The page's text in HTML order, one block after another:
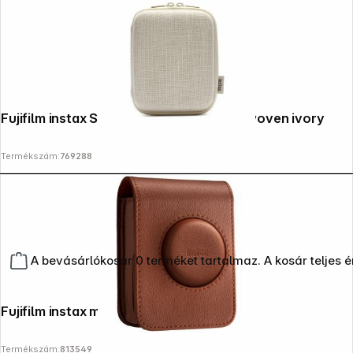
A bevásárlókosár 0 terméket tartalmaz. A kosár teljes
Fujifilm instax Square Link Printer Case woven ivory
Termékszám:769288
Fujifilm instax mini evo bag brown
Termékszám:813549